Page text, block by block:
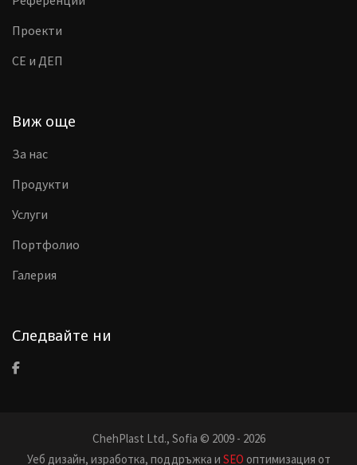
Проекти
CE и ДЕП
Виж още
За нас
Продукти
Услуги
Портфолио
Галерия
Следвайте ни
ChehPlast Ltd., Sofia © 2009 - 2026
Уеб дизайн, изработка, поддръжка и SEO оптимизация от